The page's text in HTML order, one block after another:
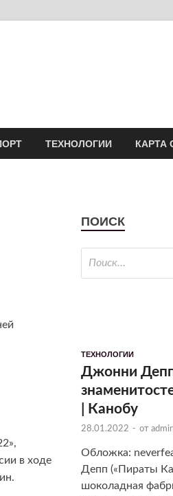
ТЕХНОЛОГИИ КАРТА
в ходе
ПОИСК
ТЕХНОЛОГИИ
Джонни
| Канобу
28.01.2022 - от
Обложка:
Депп («Пираты
шоколадная